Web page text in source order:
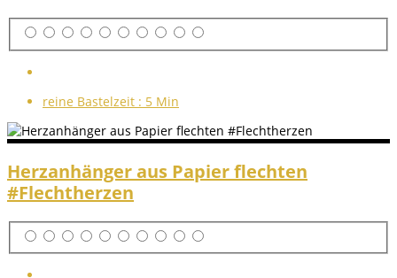
reine Bastelzeit : 5 Min
Herzanhänger aus Papier flechten
#Flechtherzen